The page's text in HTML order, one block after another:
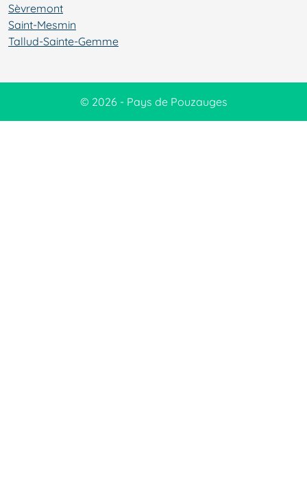
Sèvremont
Saint-Mesmin
Tallud-Sainte-Gemme
© 2026 - Pays de Pouzauges